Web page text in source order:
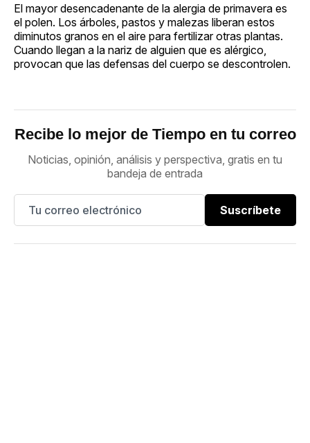
El mayor desencadenante de la alergia de primavera es
el polen. Los árboles, pastos y malezas liberan estos
diminutos granos en el aire para fertilizar otras plantas.
Cuando llegan a la nariz de alguien que es alérgico,
provocan que las defensas del cuerpo se descontrolen.
Recibe lo mejor de Tiempo en tu correo
Noticias, opinión, análisis y perspectiva, gratis en tu
bandeja de entrada
Suscríbete